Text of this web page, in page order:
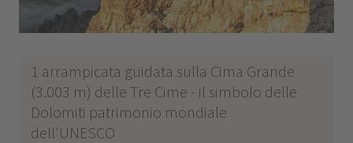
1 arrampicata guidata sulla Cima Grande
(3.003 m) delle Tre Cime - il simbolo delle
Dolomiti patrimonio mondiale
dell'UNESCO